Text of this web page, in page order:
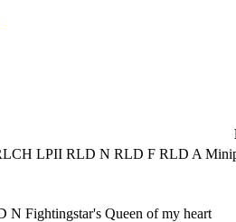
LPII RLD N RLD F RLD A
N Fightingstar's Queen of my heart